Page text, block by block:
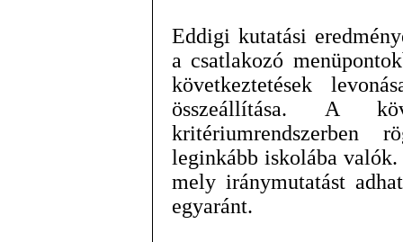
Eddigi kutatási
a csatlakozó
következtetések
összeállítása. A
kritériumrendszerben
leginkább iskolába
mely iránymutatást
egyaránt.